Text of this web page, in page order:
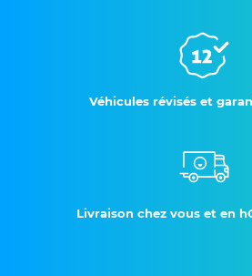
Véhicules révisés et
Livraison chez vous et en